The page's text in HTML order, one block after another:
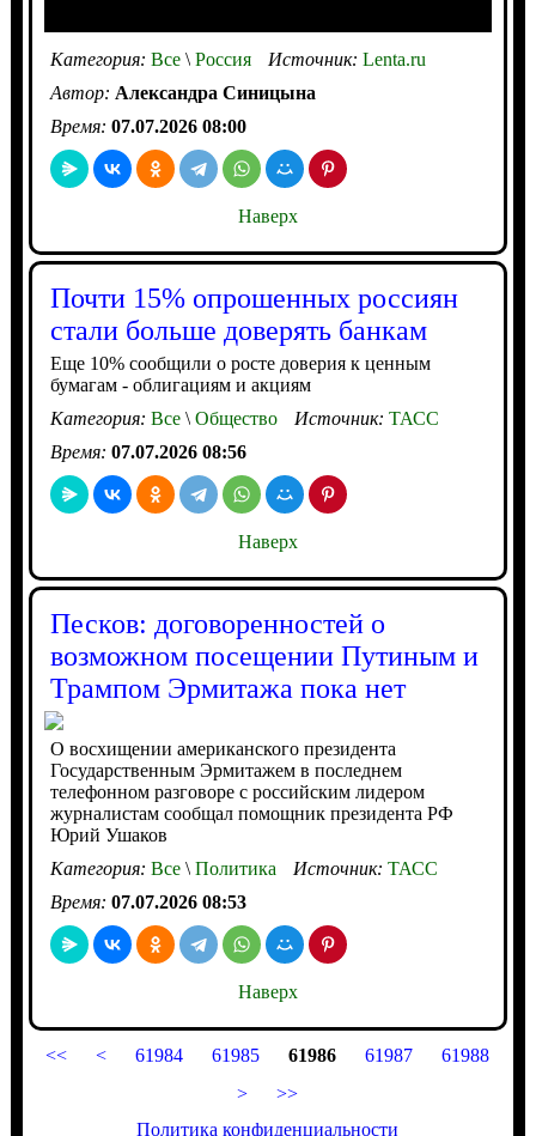
Категория: Все\Россия Источник: Lenta.ru
Автор: Александра Синицына
Время: 07.07.2026 08:00
Наверх
Почти 15% опрошенных россиян
стали больше доверять банкам
Еще 10% сообщили о росте доверия к ценным
бумагам - облигациям и акциям
Категория: Все\Общество Источник: ТАСС
Время: 07.07.2026 08:56
Наверх
Песков: договоренностей о
возможном посещении Путиным и
Трампом Эрмитажа пока нет
О восхищении американского президента
Государственным Эрмитажем в последнем
телефонном разговоре с российским лидером
журналистам сообщал помощник президента РФ
Юрий Ушаков
Категория: Все\Политика Источник: ТАСС
Время: 07.07.2026 08:53
Наверх
<< < 61984 61985 61986 61987
61988
>
>>
Политика конфиденциальности